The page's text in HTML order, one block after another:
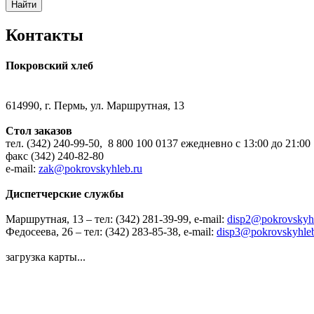
Найти
Контакты
Покровский хлеб
614990, г. Пермь, ул. Маршрутная, 13
Стол заказов
тел. (342) 240-99-50, 8 800 100 0137 ежедневно с 13:00 до 21:00
факс (342) 240-82-80
e-mail: zak@pokrovskyhleb.ru
Диспетчерские службы
Маршрутная, 13 – тел: (342) 281-39-99, e-mail:
Федосеева, 26 – тел: (342) 283-85-38, e-mail:
загрузка карты...